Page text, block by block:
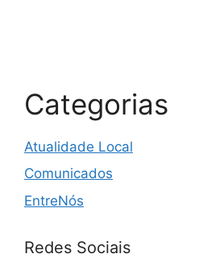
Categorias
Atualidade Local
Comunicados
EntreNós
Redes Sociais